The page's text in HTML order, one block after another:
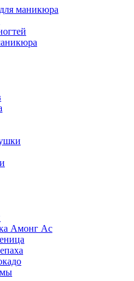
маникюра
Амонг Ас